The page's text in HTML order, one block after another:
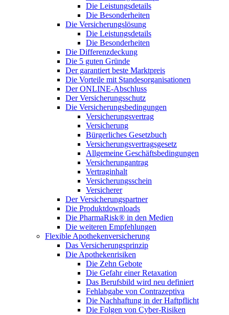
Die Leistungsdetails
Die Besonderheiten
Die Versicherungslösung
Die Leistungsdetails
Die Besonderheiten
Die Differenzdeckung
Die 5 guten Gründe
Der garantiert beste Marktpreis
Die Vorteile mit Standesorganisationen
Der ONLINE-Abschluss
Der Versicherungsschutz
Die Versicherungsbedingungen
Versicherungsvertrag
Versicherung
Bürgerliches Gesetzbuch
Versicherungsvertragsgesetz
Allgemeine Geschäftsbedingungen
Versicherungantrag
Vertraginhalt
Versicherungsschein
Versicherer
Der Versicherungspartner
Die Produktdownloads
Die PharmaRisk® in den Medien
Die weiteren Empfehlungen
Flexible Apothekenversicherung
Das Versicherungsprinzip
Die Apothekenrisiken
Die Zehn Gebote
Die Gefahr einer Retaxation
Das Berufsbild wird neu definiert
Fehlabgabe von Contrazeptiva
Die Nachhaftung in der Haftpflicht
Die Folgen von Cyber-Risiken